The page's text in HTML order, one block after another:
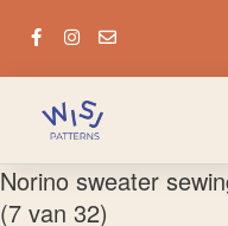
Norino sweater
(7 van 32)